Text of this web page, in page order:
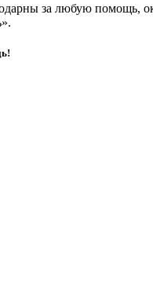
за любую помощь,